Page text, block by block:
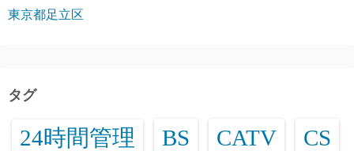
東京都足立区
タグ
24時間管理 BS CATV CS